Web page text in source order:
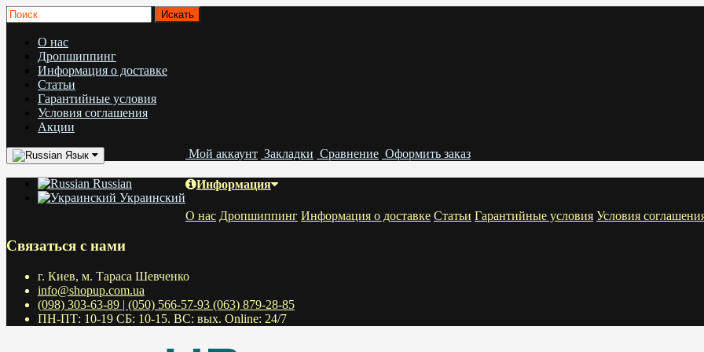
О нас
Дропшиппинг
Информация о доставке
Статьи
Гарантийные условия
Условия соглашения
Акции
Мой аккаунт Закладки Сравнение Оформить заказ
Язык
Russian
Украинский
Информация
О нас Дропшиппинг Информация о доставке Статьи Гарантийные условия Условия
Связаться с нами
г. Киев, м. Тараса Шевченко
info@shopup.com.ua
(098) 303-63-89 | (050) 566-57-93 (063) 879-28-85
ПН-ПТ: 10-19 СБ: 10-15. ВС: вых. Online: 24/7